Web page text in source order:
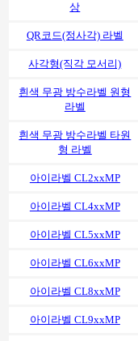
상
QR코드(정사각) 라벨
사각형(직각 모서리)
흰색 무광 방수라벨 원형
라벨
흰색 무광 방수라벨 타원
형 라벨
아이라벨 CL2xxMP
아이라벨 CL4xxMP
아이라벨 CL5xxMP
아이라벨 CL6xxMP
아이라벨 CL8xxMP
아이라벨 CL9xxMP